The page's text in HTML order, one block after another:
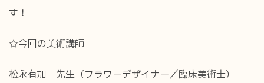
す！
☆今回の美術講師
松永有加 先生（フラワーデザイナー／臨床美術士）